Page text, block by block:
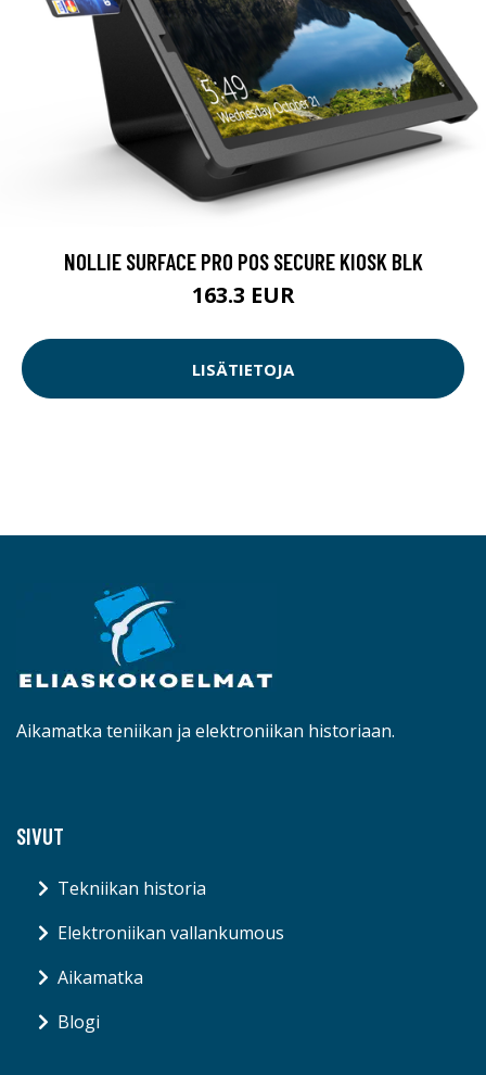
NOLLIE SURFACE PRO POS SECURE KIOSK BLK
163.3 EUR
LISÄTIETOJA
Aikamatka teniikan ja elektroniikan historiaan.
SIVUT
Tekniikan historia
Elektroniikan vallankumous
Aikamatka
Blogi